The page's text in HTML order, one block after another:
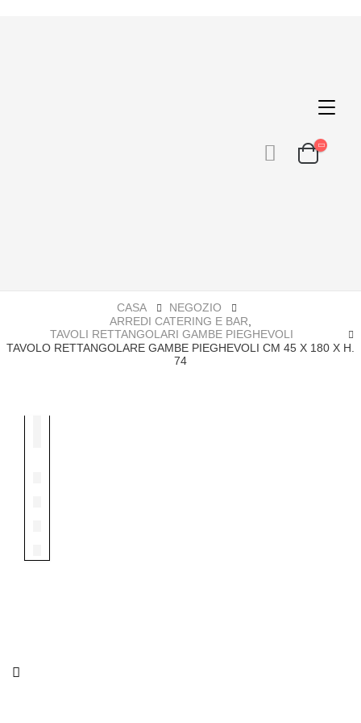
CASA
NEGOZIO
ARREDI CATERING E BAR
TAVOLI RETTANGOLARI GAMBE PIEGHEVOLI
TAVOLO RETTANGOLARE GAMBE PIEGHEVOLI CM 45 X 180 X H.
74